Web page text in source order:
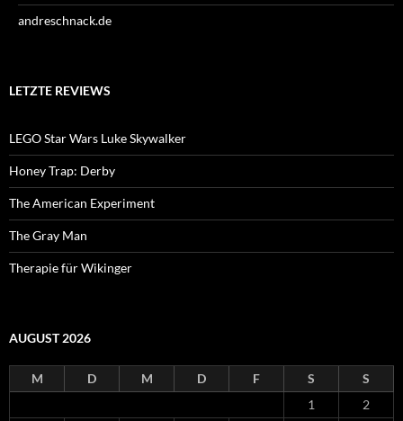
andreschnack.de
LETZTE REVIEWS
LEGO Star Wars Luke Skywalker
Honey Trap: Derby
The American Experiment
The Gray Man
Therapie für Wikinger
AUGUST 2026
M D M D F S
S
1
2